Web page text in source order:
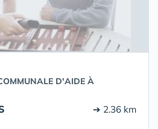
D'AIDE À
➔ 2.36 km